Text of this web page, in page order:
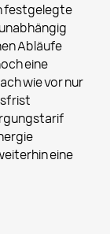
festgelegte
Abläufe
eine
wie vor nur
eine